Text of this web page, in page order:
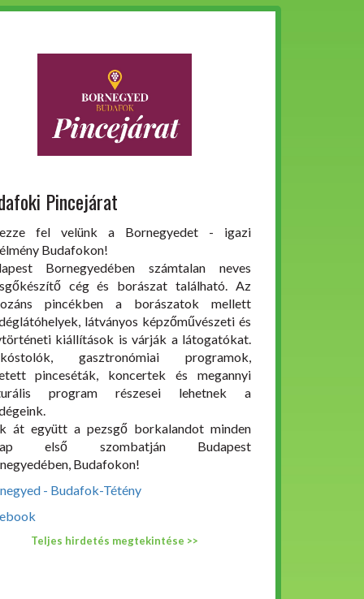
Pincejárat
fel velünk a Bornegyedet - igazi
Budafokon!
Bornegyedében számtalan neves
cég és borászat található. Az
pincékben a borászatok mellett
látványos képzőművészeti és
kiállítások is várják a látogatókat.
gasztronómiai programok,
pinceséták, koncertek és megannyi
program részesei lehetnek a
át együtt a pezsgő borkalandot minden
első szombatján Budapest
Budafokon!
- Budafok-Tétény
Teljes hirdetés megtekintése >>